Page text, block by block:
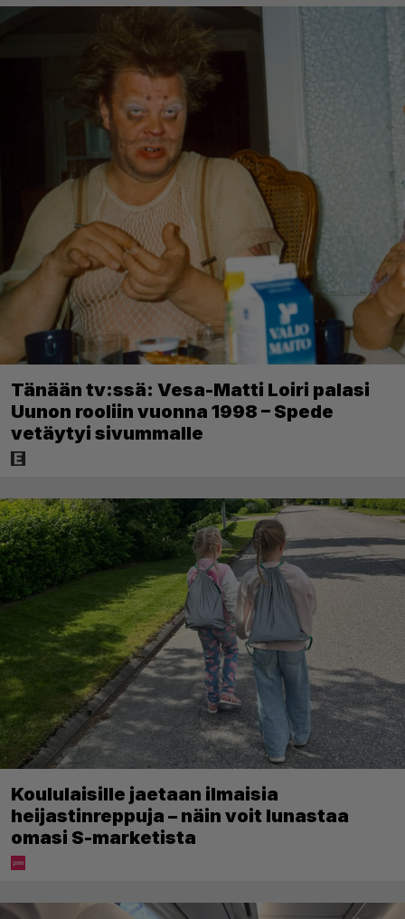
Tänään tv:ssä: Vesa-Matti Loiri palasi
Uunon rooliin vuonna 1998 – Spede
vetäytyi sivummalle
Koululaisille jaetaan ilmaisia
heijastinreppuja – näin voit lunastaa
omasi S-marketista